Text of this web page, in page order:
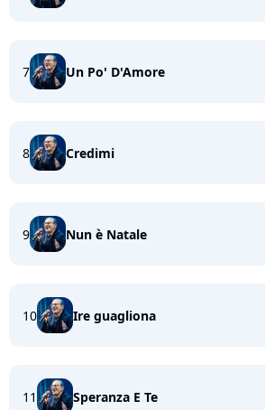
7 Un Po' D'Amore
8 Credimi
9 Nun è Natale
10 Ire guagliona
11 Speranza E Te